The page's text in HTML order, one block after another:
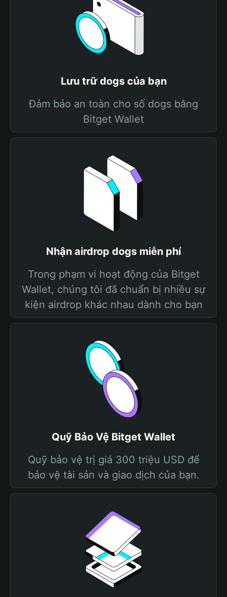
Lưu trữ dogs của bạn
Đảm bảo an toàn cho số dogs bằng
Bitget Wallet
Nhận airdrop dogs miễn phí
Trong phạm vi hoạt động của Bitget
Wallet, chúng tôi đã chuẩn bị nhiều sự
kiện airdrop khác nhau dành cho bạn
Quỹ Bảo Vệ Bitget Wallet
Quỹ bảo vệ trị giá 300 triệu USD để
bảo vệ tài sản và giao dịch của bạn.